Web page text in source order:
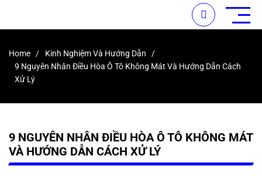
Home
Kinh Nghiệm Và Hướng Dẫn
9 Nguyên Nhân Điều Hòa Ô Tô Không Mát Và Hướng Dẫn Cách
Xử Lý
9 NGUYÊN NHÂN ĐIỀU HÒA Ô TÔ KHÔNG MÁT
VÀ HƯỚNG DẪN CÁCH XỬ LÝ